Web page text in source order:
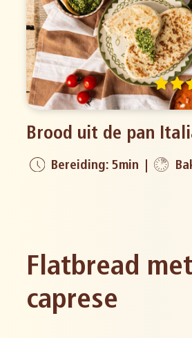
Brood uit de pan
Bereiding: 5min
Flatbread met
caprese